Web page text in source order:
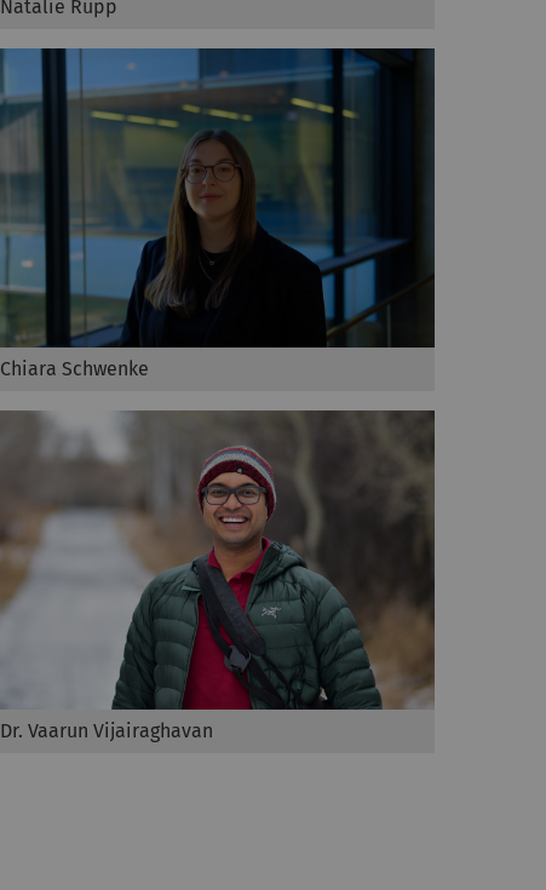
Natalie Rupp
Chiara Schwenke
Dr. Vaarun Vijairaghavan